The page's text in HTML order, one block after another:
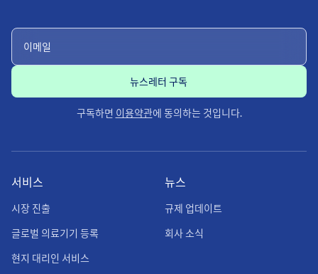
구독하면 이용약관에 동의하는 것입니다.
뉴스
규제 업데이트
회사 소식
서비스
시장 진출
글로벌 의료기기 등록
현지 대리인 서비스